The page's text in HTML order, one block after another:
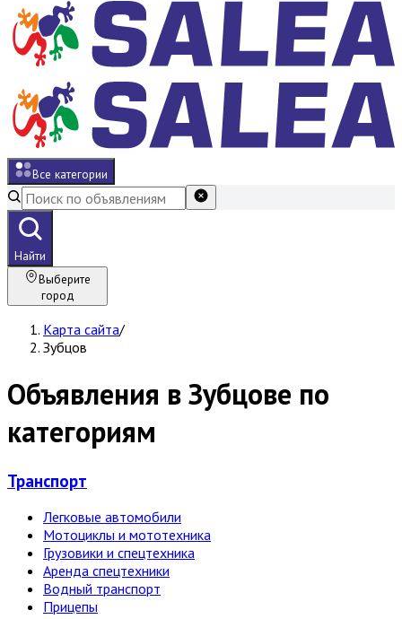
Все категории
Найти
Выберите
город
Карта сайта/
Зубцов
Объявления в Зубцове по
категориям
Транспорт
Легковые автомобили
Мотоциклы и мототехника
Грузовики и спецтехника
Аренда спецтехники
Водный транспорт
Прицепы